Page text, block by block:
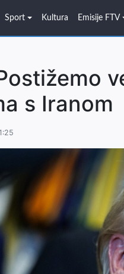
Sport Kultura Emisije FTV
s Iranom